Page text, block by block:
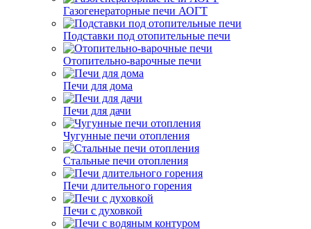
Газогенераторные печи АОГТ
Подставки под отопительные печи
Отопительно-варочные печи
Печи для дома
Печи для дачи
Чугунные печи отопления
Стальные печи отопления
Печи длительного горения
Печи с духовкой